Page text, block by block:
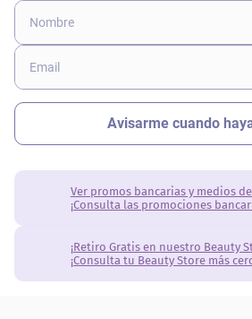
Ver promos bancarias y medios
¡Consulta las promociones
¡Retiro Gratis en nuestro Beauty
¡Consulta tu Beauty Store más